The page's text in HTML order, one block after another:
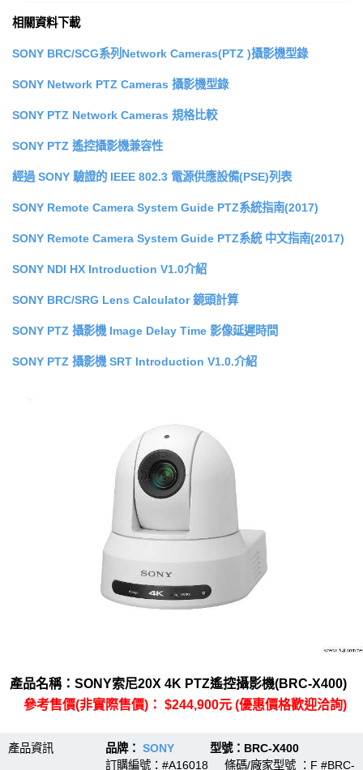
相關資料下載
SONY BRC/SCG系列Network Cameras(PTZ )攝影機型錄
SONY Network PTZ Cameras 攝影機型錄
SONY PTZ Network Cameras 規格比較
SONY PTZ 遙控攝影機兼容性
經過 SONY 驗證的 IEEE 802.3 電源供應設備(PSE)列表
SONY Remote Camera System Guide PTZ系統指南(2017)
SONY Remote Camera System Guide PTZ系統 中文指南(2017)
SONY NDI HX Introduction V1.0介紹
SONY BRC/SRG Lens Calculator 鏡頭計算
SONY PTZ 攝影機 Image Delay Time 影像延遲時間
SONY PTZ 攝影機 SRT Introduction V1.0.介紹
產品名稱：SONY索尼20X 4K PTZ遙控攝影機(BRC-X400)
參考售價(非實際售價)： $244,900元 (優惠價格歡迎洽詢)
產品資訊 品牌： SONY 型號：BRC-X400
訂購編號：#A16018 條碼/廠家型號 ：F #BRC-